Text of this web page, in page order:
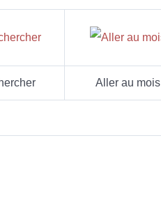
Aller au mois